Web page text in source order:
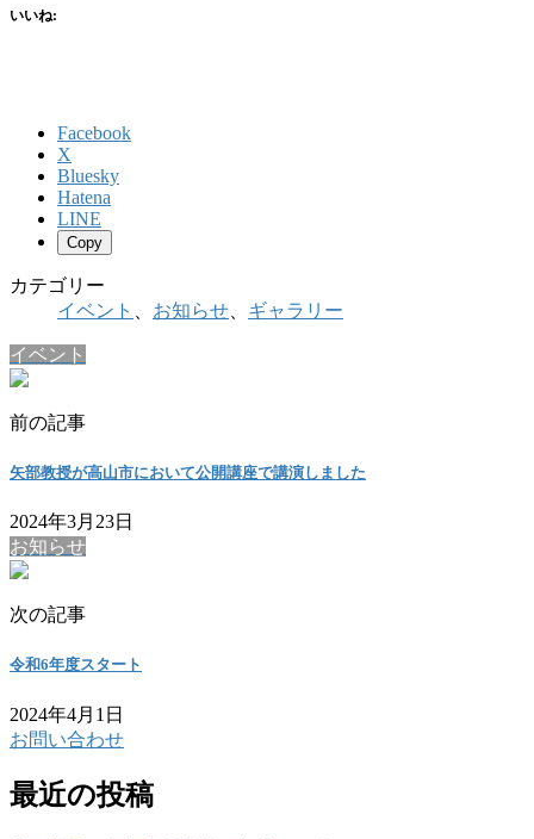
いいね:
Facebook
X
Bluesky
Hatena
LINE
Copy
カテゴリー
イベント
お知らせ ギャラリー
イベント
前の記事
矢部教授が高山市において公開講座で講演しました
2024年3月23日
お知らせ
次の記事
令和6年度スタート
2024年4月1日
お問い合わせ
最近の投稿